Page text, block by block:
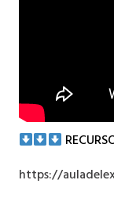
https://